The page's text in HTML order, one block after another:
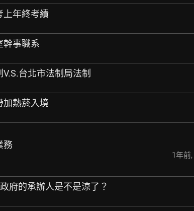
上年終考績
幹事職系
台北市法制局法制
加熱菸入境
務
1年前,
府的承辦人是不是涼了？